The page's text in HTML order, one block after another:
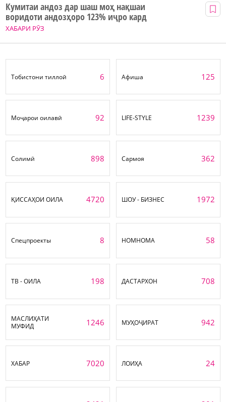
ХАБАРИ РӮЗ
Кумитаи андоз дар шаш моҳ нақшаи
воридоти андозҳоро 123% иҷро кард
Тобистони тиллоӣ 6 Афиша 125
Моҷарои оилавӣ 92 LIFE-STYLE 1239
Солимӣ 898 Сармоя 362
ҚИССАҲОИ ОИЛА 4720 ШОУ - БИЗНЕС 1972
Спецпроекты 8 НОМНОМА 58
ТВ - ОИЛА 198 ДАСТАРХОН 708
МАСЛИҲАТИ
МУФИД
1246 МУҲОҶИРАТ 942
ХАБАР 7020 ЛОИҲА 24